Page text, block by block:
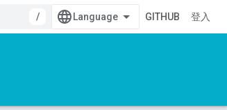
/
GITHUB 登入